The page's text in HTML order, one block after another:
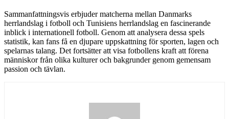
Sammanfattningsvis erbjuder matcherna mellan Danmarks
herrlandslag i fotboll och Tunisiens herrlandslag en fascinerande
inblick i internationell fotboll. Genom att analysera dessa spels
statistik, kan fans få en djupare uppskattning för sporten, lagen och
spelarnas talang. Det fortsätter att visa fotbollens kraft att förena
människor från olika kulturer och bakgrunder genom gemensam
passion och tävlan.